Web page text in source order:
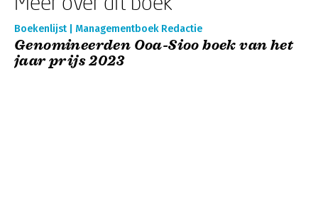
Boekenlijst | Managementboek Redactie
Genomineerden Ooa-Sioo boek van het
jaar prijs 2023